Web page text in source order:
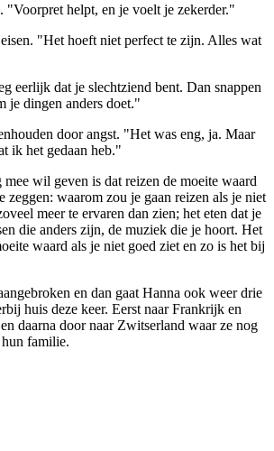
"Voorpret helpt, en je voelt je zekerder."
"Het hoeft niet perfect te zijn. Alles wat
eerlijk dat je slechtziend bent. Dan snappen
je dingen anders doet."
door angst. "Het was eng, ja. Maar
ik het gedaan heb."
wil geven is dat reizen de moeite waard
zeggen: waarom zou je gaan reizen als je niet
meer te ervaren dan zien; het eten dat je
die anders zijn, de muziek die je hoort. Het
waard als je niet goed ziet en zo is het bij
en dan gaat Hanna ook weer drie
huis deze keer. Eerst naar Frankrijk en
daarna door naar Zwitserland waar ze nog
familie.